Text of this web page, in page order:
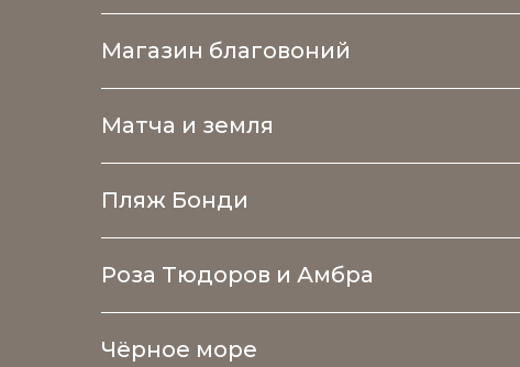
Магазин благовоний
Матча и земля
Пляж Бонди
Роза Тюдоров и Амбра
Чёрное море